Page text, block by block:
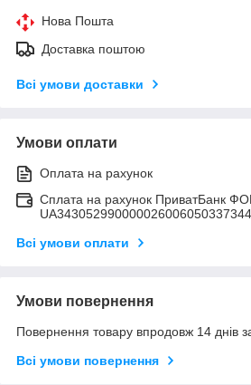
Нова Пошта
Доставка поштою
Всі умови доставки
Умови оплати
Оплата на рахунок
Сплата на рахунок ПриватБанк
UA343052990000026006050337344
Всі умови оплати
Умови повернення
Повернення товару впродовж 14 днів
Всі умови повернення